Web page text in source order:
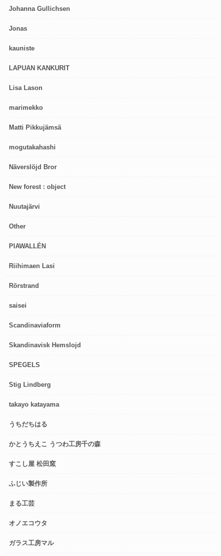
Johanna Gullichsen
Jonas
kauniste
LAPUAN KANKURIT
Lisa Lason
marimekko
Matti Pikkujämsä
mogutakahashi
Näverslöjd Bror
New forest : object
Nuutajärvi
Other
PIAWALLÉN
Riihimaen Lasi
Rörstrand
saisei
Scandinaviaform
Skandinavisk Hemslojd
SPEGELS
Stig Lindberg
takayo katayama
うちだちはる
かとうちえこ うつわ工房千の森
すこし屋 松田窯
ふじい製作所
まる工芸
オノエコウタ
ガラス工房マル